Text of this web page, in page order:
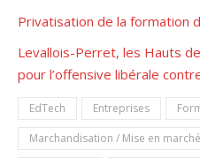
Privatisation de la formation
Levallois-Perret, les Hauts
pour l’offensive libérale
EdTech Entreprises
Marchandisation / Mise en marché